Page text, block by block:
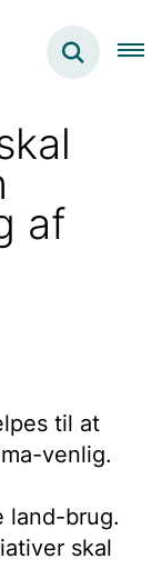
af
til at
venlig.
land-brug.
skal